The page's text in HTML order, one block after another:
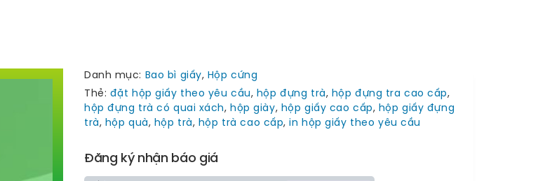
Danh mục: Bao bì giấy, Hộp cứng
Thẻ: đặt hộp giấy theo yêu cầu, hộp đựng trà, hộp đựng tra cao cấp,
hộp đựng trà có quai xách,hộp giày, hộp giấy cao cấp, hộp giấy đựng
trà, hộp quà, hộp trà, hộp trà cao cấp,in hộp giấy theo yêu cầu
Đăng ký nhận báo giá